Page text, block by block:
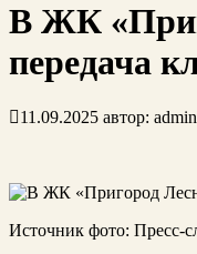
В ЖК
передача
11.09.2025 автор:
Источник фото: Пресс-